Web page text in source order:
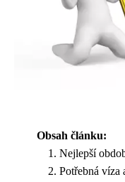
Obsah článku:
Nejlepší
Potřebná víza